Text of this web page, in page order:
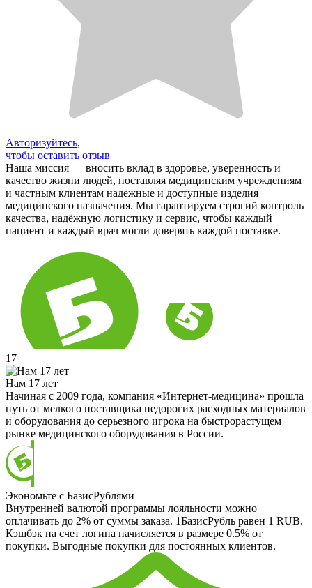
Авторизуйтесь,
чтобы оставить отзыв
Наша миссия — вносить вклад в здоровье, уверенность и
качество жизни людей, поставляя медицинским учреждениям
и частным клиентам надёжные и доступные изделия
медицинского назначения. Мы гарантируем строгий контроль
качества, надёжную логистику и сервис, чтобы каждый
пациент и каждый врач могли доверять каждой поставке.
17
Нам 17 лет
Начиная с 2009 года, компания «Интернет-медицина» прошла
путь от мелкого поставщика недорогих расходных материалов
и оборудования до серьезного игрока на быстрорастущем
рынке медицинского оборудования в России.
Экономьте с БазисРублями
Внутренней валютой программы лояльности можно
оплачивать до 2% от суммы заказа. 1БазисРубль равен 1 RUB.
Кэшбэк на счет логина начисляется в размере 0.5% от
покупки. Выгодные покупки для постоянных клиентов.